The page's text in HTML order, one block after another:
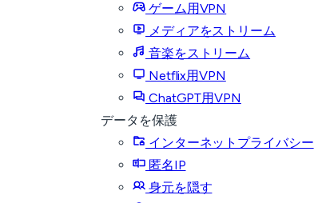
ゲーム用VPN
メディアをストリーム
音楽をストリーム
Netflix用VPN
ChatGPT用VPN
データを保護
インターネットプライバシー
匿名IP
身元を隠す